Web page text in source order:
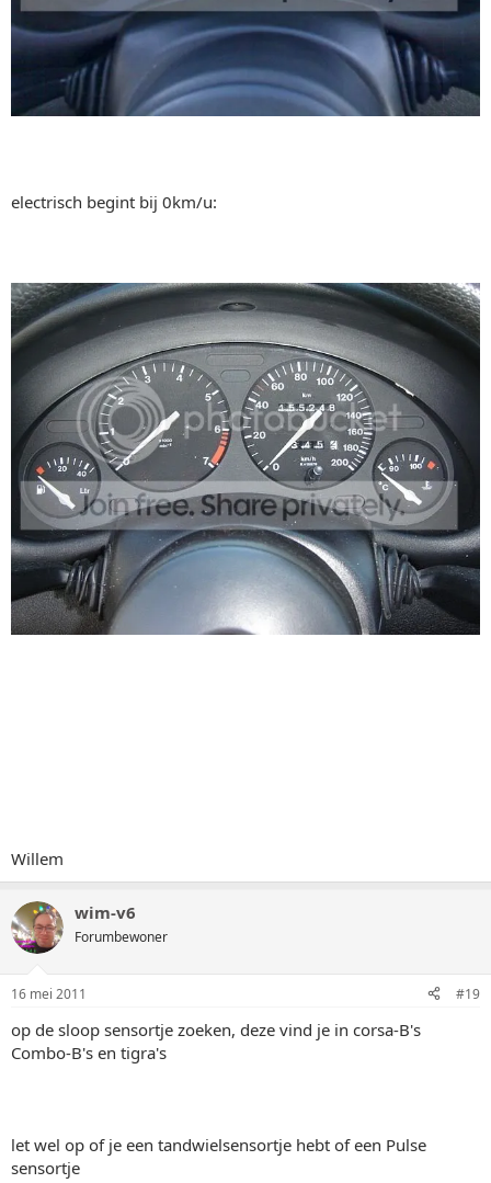
electrisch begint bij 0km/u:
Willem
wim-v6
Forumbewoner
16 mei 2011 #19
op de sloop sensortje zoeken, deze vind je in corsa-B's
Combo-B's en tigra's
let wel op of je een tandwielsensortje hebt of een Pulse
sensortje